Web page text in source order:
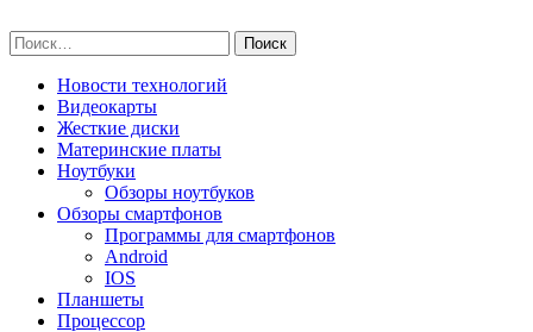
to
content
Найти:
Новости технологий
Видеокарты
Жесткие диски
Материнские платы
Ноутбуки
Обзоры ноутбуков
Обзоры смартфонов
Программы для смартфонов
Android
IOS
Планшеты
Процессор